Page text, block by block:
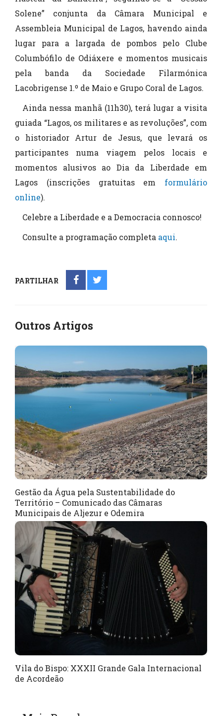
Solene” conjunta da Câmara Municipal e
Assembleia Municipal de Lagos, havendo ainda
lugar para a largada de pombos pelo Clube
Columbófilo de Odiáxere e momentos musicais
pela banda da Sociedade Filarmónica
Lacobrigense 1.º de Maio e Grupo Coral de Lagos.
Ainda nessa manhã (11h30), terá lugar a visita
guiada “Lagos, os militares e as revoluções”, com
o historiador Artur de Jesus, que levará os
participantes numa viagem pelos locais e
momentos alusivos ao Dia da Liberdade em
Lagos (inscrições gratuitas em formulário
online).
Celebre a Liberdade e a Democracia connosco!
Consulte a programação completa aqui.
PARTILHAR
Outros Artigos
Gestão da Água pela Sustentabilidade do
Território – Comunicado das Câmaras
Municipais de Aljezur e Odemira
Vila do Bispo: XXXII Grande Gala Internacional
de Acordeão